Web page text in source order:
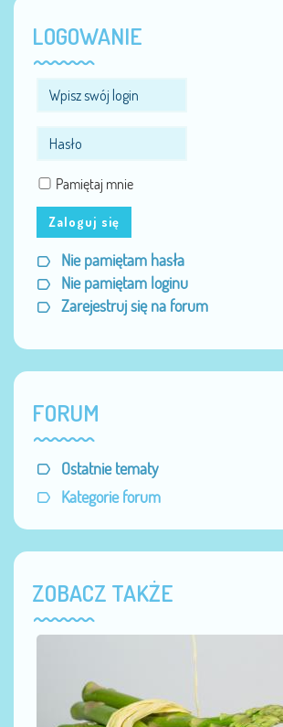
LOGOWANIE
Pamiętaj mnie
Zaloguj się
Nie pamiętam hasła
Nie pamiętam loginu
Zarejestruj się na forum
FORUM
Ostatnie tematy
Kategorie forum
ZOBACZ TAKŻE